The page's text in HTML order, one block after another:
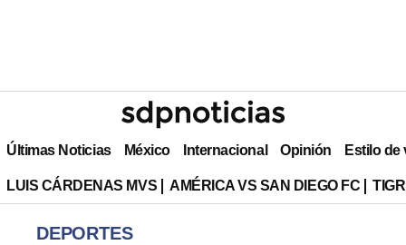
Últimas Noticias México Internacional Opinión Estilo de
LUIS CÁRDENAS MVS AMÉRICA VS SAN DIEGO FC
DEPORTES